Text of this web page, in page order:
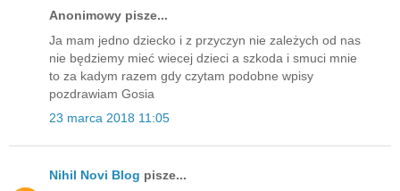
Anonimowy pisze...
Ja mam jedno dziecko i z przyczyn nie zależych od nas
nie będziemy mieć wiecej dzieci a szkoda i smuci mnie
to za kadym razem gdy czytam podobne wpisy
pozdrawiam Gosia
23 marca 2018 11:05
Nihil Novi Blog pisze...